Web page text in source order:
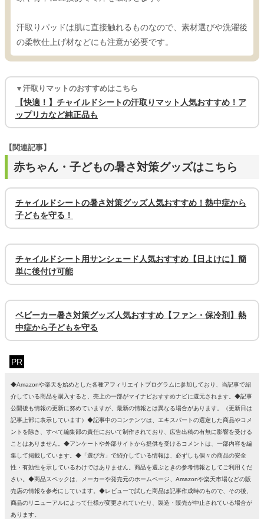
汗取りパッドは肌に直接触れるものなので、素材選びや洗濯後
の柔軟仕上げ材などにも注意が必要です。
▼汗取りマットのおすすめはこちら
【快適！】チャイルドシートの汗取りマット人気おすすめ！ア
ップリカなど純正品も
赤ちゃん・子どもの暑さ対策グッズはこちら
【関連記事】
チャイルドシートの暑さ対策グッズ人気おすすめ！熱中症から
子どもを守る！
チャイルドシート用サンシェード人気おすすめ【日よけに】簡
単に後付け可能
ベビーカー暑さ対策グッズ人気おすすめ【ファン・保冷剤】熱
中症から子どもを守る
PR
◆Amazonや楽天を始めとした各種アフィリエイトプログラムに参加しており、当記事で紹
介している商品を購入すると、売上の一部がマイナビおすすめナビに還元されます。◆記事
公開後も情報の更新に努めていますが、最新の情報とは異なる場合があります。（更新日は
記事上部に表示しています）◆記事中のコンテンツは、エキスパートの選定した商品やコメ
ントを除き、すべて編集部の責任において制作されており、広告出稿の有無に影響を受ける
ことはありません。◆アンケートや外部サイトから提供を受けるコメントは、一部内容を編
集して掲載しています。◆「選び方」で紹介している情報は、必ずしも個々の商品の安全
性・有効性を示しているわけではありません。商品を選ぶときの参考情報としてご利用くだ
さい。◆商品スペックは、メーカーや発売元のホームページ、Amazonや楽天市場などの販
売店の情報を参考にしています。◆レビューで試した商品は記事作成時のもので、その後、
商品のリニューアルによって仕様が変更されていたり、製造・販売が中止されている場合が
あります。